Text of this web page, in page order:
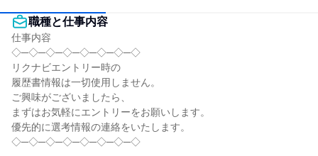
職種と仕事内容
仕事内容
◇─◇─◇─◇─◇─◇─◇─◇
リクナビエントリー時の
履歴書情報は一切使用しません。
ご興味がございましたら、
まずはお気軽にエントリーをお願いします。
優先的に選考情報の連絡をいたします。
◇─◇─◇─◇─◇─◇─◇─◇